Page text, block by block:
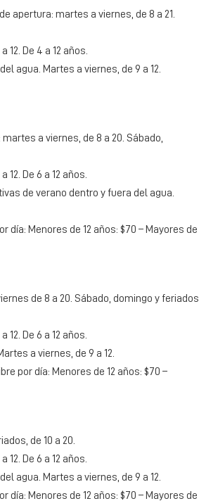
apertura: martes a viernes, de 8 a 21.
De 4 a 12 años.
agua. Martes a viernes, de 9 a 12.
a viernes, de 8 a 20. Sábado,
De 6 a 12 años.
de verano dentro y fuera del agua.
día: Menores de 12 años: $70 – Mayores de
de 8 a 20. Sábado, domingo y feriados,
De 6 a 12 años.
a viernes, de 9 a 12.
por día: Menores de 12 años: $70 –
de 10 a 20.
De 6 a 12 años.
agua. Martes a viernes, de 9 a 12.
día: Menores de 12 años: $70 – Mayores de